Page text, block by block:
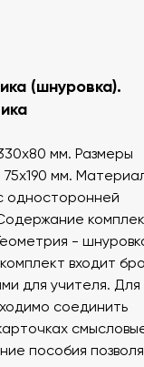
(шнуровка).
мм. Размеры
мм.
односторонней
-
входит
для учителя. Для
соединить
пособия